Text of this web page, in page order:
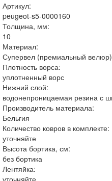
Артикул:
peugeot-s5-0000160
Толщина, мм:
10
Материал:
Супервел (премиальный велюр)
Плотность ворса:
уплотненный ворс
Нижний слой:
водонепроницаемая резина с
Производитель материала:
Бельгия
Количество ковров в комплекте:
уточняйте
Высота бортика, см:
без бортика
Лентяйка:
уточняйте